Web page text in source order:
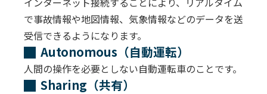
で事故情報や地図情報、気象情報などのデータを送
受信できるようになります。
Autonomous（自動運転）
人間の操作を必要としない自動運転車のことです。
Sharing（共有）